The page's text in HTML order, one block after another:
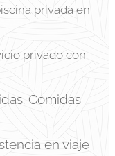
privada en
privado con
Comidas
en viaje